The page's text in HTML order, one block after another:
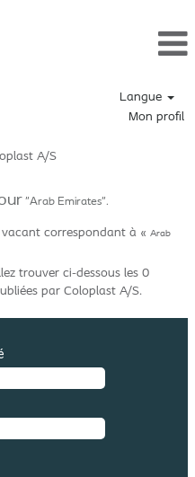
Langue
Mon profil
A/S(page
"Arab Emirates".
correspondant à « Arab
trouver ci-dessous les 0
par Coloplast A/S.